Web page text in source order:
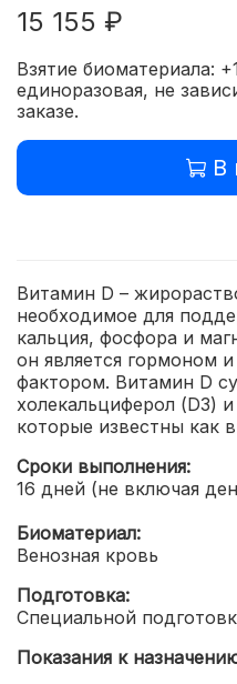
15 155 ₽
Взятие биоматериала:
единоразовая, не
заказе.
В
Витамин D –
необходимое для
кальция, фосфора и
он является гормоном
фактором. Витамин D
холекальциферол (D3)
которые известны как
Сроки выполнения:
16 дней (не включая
Биоматериал:
Венозная кровь
Подготовка:
Специальной
Показания к